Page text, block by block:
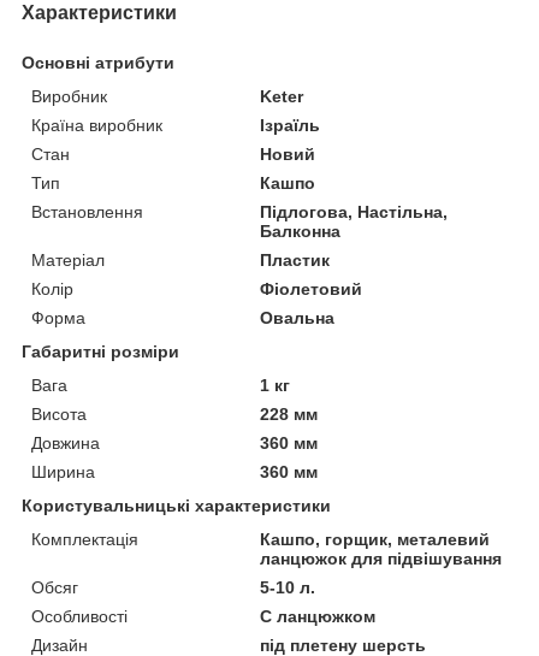
Характеристики
Основні атрибути
Виробник
Keter
Країна виробник
Ізраїль
Стан
Новий
Тип
Кашпо
Встановлення
Підлогова, Настільна,
Балконна
Матеріал
Пластик
Колір
Фіолетовий
Форма
Овальна
Габаритні розміри
Вага
1 кг
Висота
228 мм
Довжина
360 мм
Ширина
360 мм
Користувальницькі характеристики
Комплектація
Кашпо, горщик, металевий
ланцюжок для підвішування
Обсяг
5-10 л.
Особливості
C ланцюжком
Дизайн
під плетену шерсть